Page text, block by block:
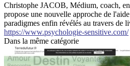
Christophe JACOB, Médium, coach,
propose une nouvelle approche de
paradigmes enfin révélés au travers de
https://www.psychologie-sensitive.com/
Dans la même catégorie